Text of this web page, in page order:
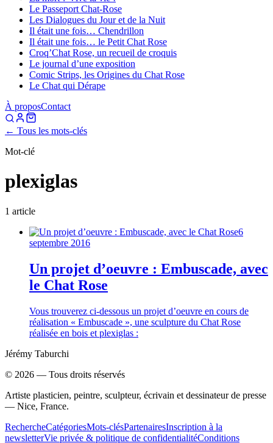
Le Passeport Chat-Rose
Les Dialogues du Jour et de la Nuit
Il était une fois… Chendrillon
Il était une fois… le Petit Chat Rose
Croq’Chat Rose, un recueil de croquis
Le journal d’une exposition
Comic Strips, les Origines du Chat Rose
Le Chat qui Dérape
À proposContact
← Tous les mots-clés
Mot-clé
plexiglas
1 article
6
septembre 2016
Un projet d’oeuvre : Embuscade, avec
le Chat Rose
Vous trouverez ci-dessous un projet d’oeuvre en cours de
réalisation « Embuscade », une sculpture du Chat Rose
réalisée en bois et plexiglas :
Jérémy Taburchi
© 2026 — Tous droits réservés
Artiste plasticien, peintre, sculpteur, écrivain et dessinateur de presse
— Nice, France.
RechercheCatégoriesMots-clésPartenairesInscription à la
newsletterVie privée & politique de confidentialitéConditions